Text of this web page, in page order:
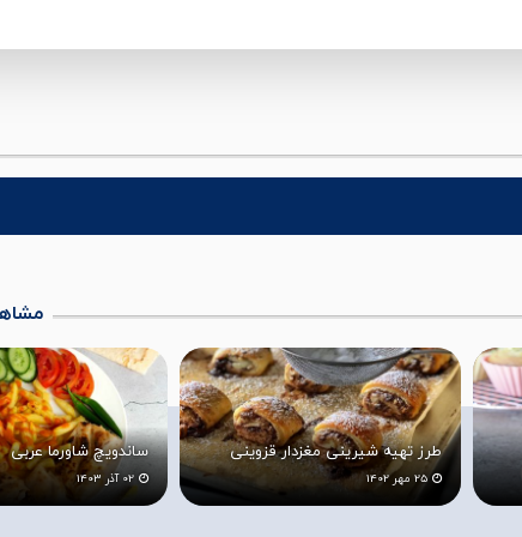
ساندویچ شاورما عربی
02 آذر 1403
کیمچی چیست و
شود؟ همه چیز درباره
03 دی 1402